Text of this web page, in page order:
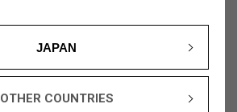
JAPAN
OTHER COUNTRIES